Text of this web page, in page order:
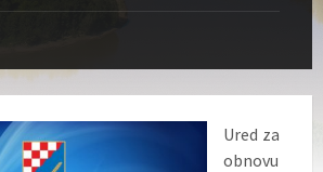
Ured za
obnovu